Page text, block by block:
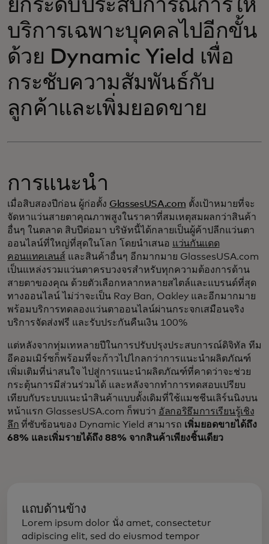
ยกระดับประสบการณ์การให้
บริการเฉพาะบุคคลไปอีกขั้น
ด้วย Dynamic Yield เพื่อ
กระชับความสัมพันธ์กับ
ลูกค้าและเพิ่มยอดขาย
การแนะนำ
เมื่อสิบสองปีก่อน ผู้ก่อตั้ง GlassesUSA.com ตั้งเป้าหมายที่จะ
จัดหาแว่นสายตาคุณภาพสูงในราคาที่สมเหตุสมผลกว่าสินค้า
อื่นๆ ในตลาด สิบปีต่อมา บริษัทนี้ได้กลายเป็นผู้ค้าปลีกแว่นตา
ออนไลน์ที่ใหญ่ที่สุดในโลก โดยนำเสนอ แว่นกันแดด
คอนแทคเลนส์ และสินค้าอื่นๆ อีกมากมาย GlassesUSA.com
เป็นแหล่งรวมแว่นตาครบวงจรสำหรับทุกความต้องการด้าน
สายตาของคุณ ด้วยตัวเลือกหลากหลายสไตล์และแบรนด์ที่สุด
ทางออนไลน์ ไม่ว่าจะเป็น Ray Ban, Oakley และอีกมากมาย
พร้อมบริการทดลองแว่นตาออนไลน์ผ่านกระจกเสมือนจริง
บริการจัดส่งฟรี และรับประกันคืนเงิน 100%
แต่หลังจากทุ่มเทหลายปีในการปรับปรุงประสบการณ์ดิจิทัล ทีม
อีคอมเมิร์ซก็พร้อมที่จะก้าวไปไกลกว่าการแนะนำผลิตภัณฑ์
เพิ่มเติมที่น่าสนใจ ไปสู่การแนะนำผลิตภัณฑ์ที่คาดว่าจะช่วย
กระตุ้นการมีส่วนร่วมได้ และหลังจากทำการทดสอบเปรียบ
เทียบกับระบบแนะนำสินค้าแบบดั้งเดิมที่ใช้แมชชีนเลิร์นนิงบน
หน้าแรก GlassesUSA.com ก็พบว่า อัลกอริธึมการเรียนรู้เชิง
ลึก ที่ซับซ้อนของ Dynamic Yield สามารถ เพิ่มยอดขายได้ถึง
68% และเพิ่มรายได้ถึง 88% จากสินค้าเพียงชิ้นเดียว
แถบด้านข้าง
Lorem ipsum dolor นั่ง amet, consectetur
adipiscing elit, sed do eiusmod tempor